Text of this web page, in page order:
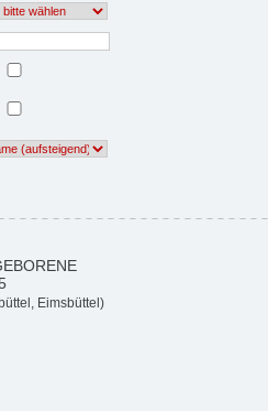
Eimsbüttel)